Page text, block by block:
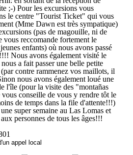
;-) Pour les excursions vous
le centre "Tourist Ticket" qui vous
(Mme Dawn est très sympatique)
(pas de magouille, ni de
vous reccomande fortement le
enfants) où nous avons passé
Nous avons également visité le
a fait passer une belle petite
contre rammenez vos maillots, il
nous avons également loué une
l'île (pour la visite des "montañas
conseille de vous y rendre tôt le
de temps dans la file d'attente!!!)
super semaine au Las Lomas et
personnes de tous les âges!!!
appel local